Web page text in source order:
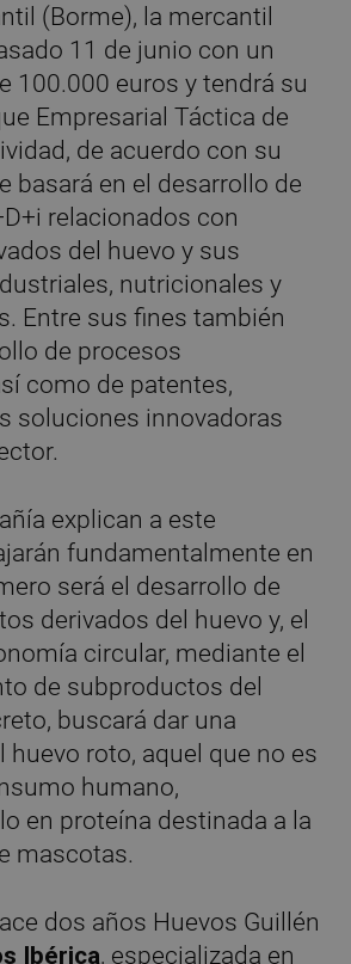
(Borme), la mercantil
11 de junio con un
100.000 euros y tendrá su
Empresarial Táctica de
de acuerdo con su
basará en el desarrollo de
relacionados con
del huevo y sus
nutricionales y
Entre sus fines también
de procesos
como de patentes,
soluciones innovadoras
explican a este
fundamentalmente en
será el desarrollo de
derivados del huevo y, el
circular, mediante el
de subproductos del
buscará dar una
huevo roto, aquel que no es
humano,
en proteína destinada a la
mascotas.
dos años Huevos Guillén
Ibérica, especializada en